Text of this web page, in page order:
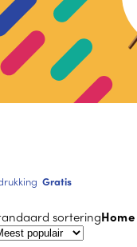
Gratis
Home
sortering